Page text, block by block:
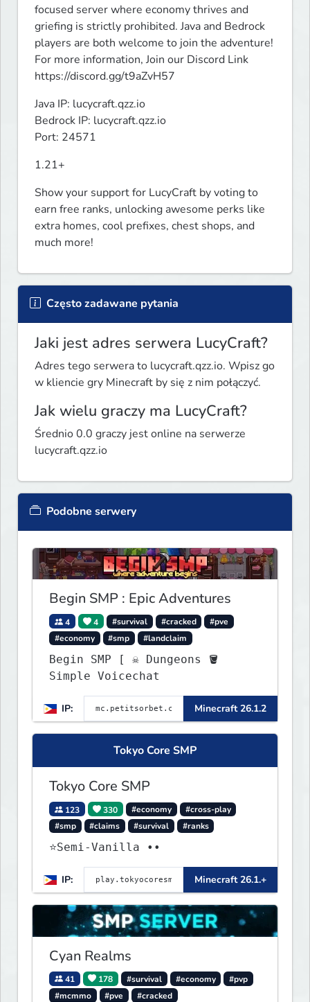
focused server where economy thrives and
griefing is strictly prohibited. Java and Bedrock
players are both welcome to join the adventure!
For more information, Join our Discord Link
https://discord.gg/t9aZvH57
Java IP: lucycraft.qzz.io
Bedrock IP: lucycraft.qzz.io
Port: 24571
1.21+
Show your support for LucyCraft by voting to
earn free ranks, unlocking awesome perks like
extra homes, cool prefixes, chest shops, and
much more!
Często zadawane pytania
Jaki jest adres serwera LucyCraft?
Adres tego serwera to lucycraft.qzz.io. Wpisz go
w kliencie gry Minecraft by się z nim połączyć.
Jak wielu graczy ma LucyCraft?
Średnio 0.0 graczy jest online na serwerze
lucycraft.qzz.io
Podobne serwery
Begin SMP : Epic Adventures
4 4 #survival #cracked
#pve
#economy
#smp #landclaim
Begin SMP [ ☠ Dungeons 🪣
Simple Voicechat
IP: Minecraft 26.1.2
Tokyo Core SMP
Tokyo Core SMP
123 330 #economy
#cross-play
#smp
#claims #survival #ranks
⭐Semi-Vanilla ••
IP: Minecraft 26.1.+
Cyan Realms
41 178 #survival #economy
#pvp
#mcmmo
#pve #cracked